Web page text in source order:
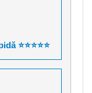
⭐⭐⭐⭐⭐